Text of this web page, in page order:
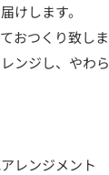
けします。
おつくり致しま
ンジし、やわ
レンジメント